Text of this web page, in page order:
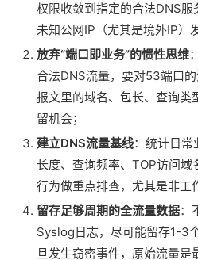
权限收敛到指定的合法DNS
未知公网IP（尤其是境外IP）
放弃“端口即业务”的惯性思维
合法DNS流量，要对53端口
报文里的域名、包长、查询类
留机会；
建立DNS流量基线：统计日常
长度、查询频率、TOP访问域
行为做重点排查，尤其是非工
留存足够周期的全流量数据：
Syslog日志，尽可能留存1-3
旦发生窃密事件，原始流量